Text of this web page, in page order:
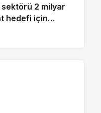
2 milyar
hedefi için